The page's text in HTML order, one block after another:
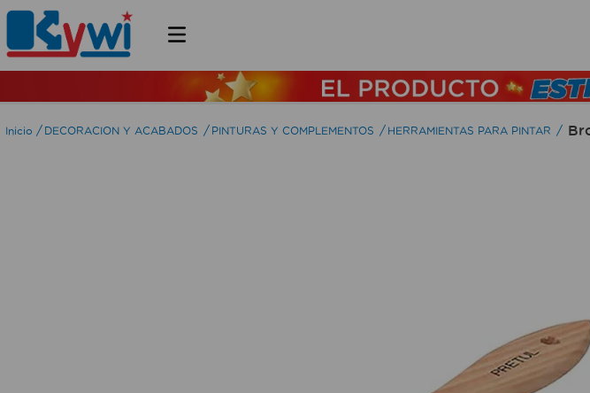
DECORACION Y ACABADOS PINTURAS Y COMPLEMENTOS HERRAMIENTAS PARA PINTAR
TÉRMINOS
1.
lamparas
2.
ducha
9.
taladro